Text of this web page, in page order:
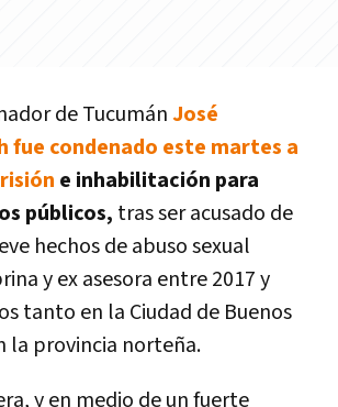
de TucumánJosé
fue condenado este martes a
e inhabilitación para
públicos, tras ser acusado de
hechos de abuso sexual
y ex asesora entre 2017 y
tanto en la Ciudad de Buenos
la provincia norteña.
y en medio de un fuerte